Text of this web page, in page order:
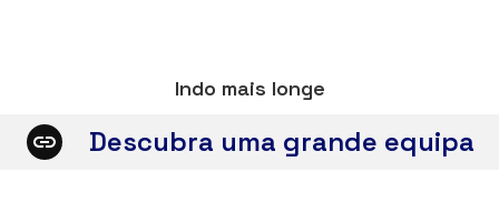
Indo mais longe
Descubra uma grande equipa